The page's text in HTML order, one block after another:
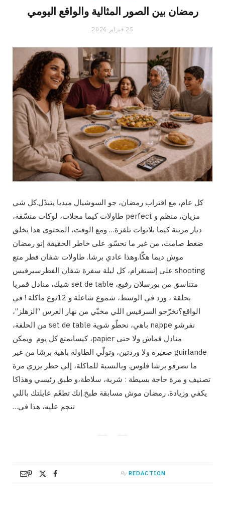
رمضان بين الصور المثالية والواقع اليومي
25 فبراير 2026
كل عام، مع اقتراب رمضان، جو السوشيال ميديا يتبدّل.كل شي
مزيان، منظم و perfect طاولات كيما مجلات، لوكات منسّقة،
ديار مزينة كيما بلاتوات تلفزة… ومع الوقت، المحتوى هذا يخلق
ضغط صامت، من غير ما نحسّو. على خاطر الحقيقة إنو رمضان
موش ديما هكّا.وهذا عادي برشا. طاولات شقان فطر متع
shooting على إنستغرام، كل ليلة سفرة شقان الفطرسيرفيس
متناسق من بورسلان رفيع، set de table شيك، منادل قمريا
بحلقة ، ورد في الوسط، شموع شاعلة و 12نوع ماكلة ! في
الواقع؟نخرّجو السرفيس اللي مخبّي من نهار العرس “الزهلز”،
نفرشو nappe باهي، نحطّو شوية set de table من الحلفة،
منادل قماش ولا حتى papier، كيسانمتع كل يوم ويمكن
guirlande صغيرة ولا وردتين، وتولّي الطاولة باهية برشا من غير
ما نصرفو برشا فلوس. وبالنسبة للماكلة، إلي حظر يززي مرة
تصنيف و مرة حاجة بسيطة : شربة، سلاطة،و طبق رئيسي وهذاكا
يكفي وزيادة. رمضان موش مسابقة طبخ.إنك تطعّم عايلتك باللي
تنجم عليه، هذا في…
By REDACTION